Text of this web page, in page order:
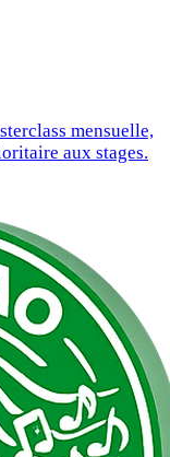
mensuelle,
aux stages.